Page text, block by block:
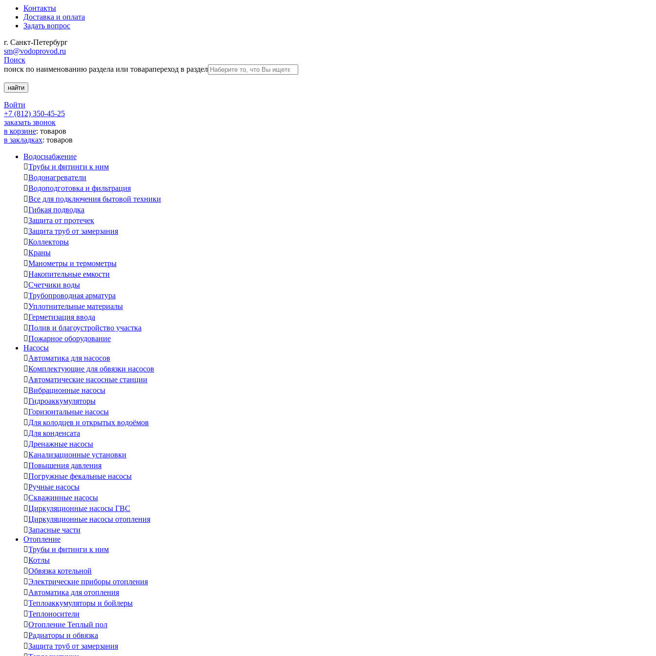
Контакты
Доставка и оплата
Задать вопрос
г. Санкт-Петербург
sm@vodoprovod.ru
Поиск
поиск по наименованию раздела или товарапереход в раздел
Войти
+7 (812) 350-45-25
заказать звонок
в корзине: товаров
в закладках: товаров
Водоснабжение
Трубы и фитинги к ним
Водонагреватели
Водоподготовка и фильтрация
Все для подключения бытовой техники
Гибкая подводка
Защита от протечек
Защита труб от замерзания
Коллекторы
Краны
Манометры и термометры
Накопительные емкости
Счетчики воды
Трубопроводная арматура
Уплотнительные материалы
Герметизация ввода
Полив и благоустройство участка
Пожарное оборудование
Насосы
Автоматика для насосов
Комплектующие для обвязки насосов
Автоматические насосные станции
Вибрационные насосы
Гидроаккумуляторы
Горизонтальные насосы
Для колодцев и открытых водоёмов
Для конденсата
Дренажные насосы
Канализационные установки
Повышения давления
Погружные фекальные насосы
Ручные насосы
Скважинные насосы
Циркуляционные насосы ГВС
Циркуляционные насосы отопления
Запасные части
Отопление
Трубы и фитинги к ним
Котлы
Обвязка котельной
Электрические приборы отопления
Автоматика для отопления
Теплоаккумуляторы и бойлеры
Теплоносители
Отопление Теплый пол
Радиаторы и обвязка
Защита труб от замерзания